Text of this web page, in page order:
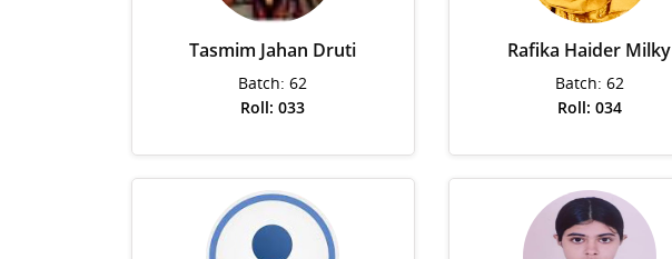
Tasmim Jahan Druti
Batch: 62
Roll: 033
Rafika Haider Milky
Batch: 62
Roll: 034